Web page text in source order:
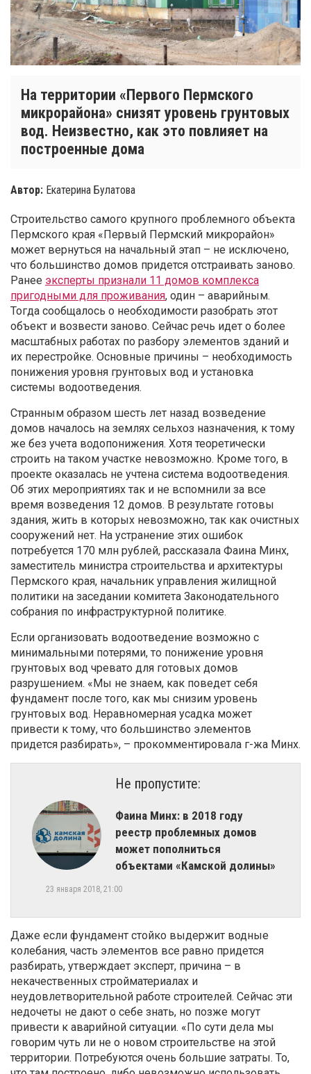
На территории «Первого Пермского
микрорайона» снизят уровень грунтовых
вод. Неизвестно, как это повлияет на
построенные дома
Автор: Екатерина Булатова
Строительство самого крупного проблемного объекта
Пермского края «Первый Пермский микрорайон»
может вернуться на начальный этап – не исключено,
что большинство домов придется отстраивать заново.
Ранее эксперты признали 11 домов комплекса
пригодными для проживания, один – аварийным.
Тогда сообщалось о необходимости разобрать этот
объект и возвести заново. Сейчас речь идет о более
масштабных работах по разбору элементов зданий и
их перестройке. Основные причины – необходимость
понижения уровня грунтовых вод и установка
системы водоотведения.
Странным образом шесть лет назад возведение
домов началось на землях сельхоз назначения, к тому
же без учета водопонижения. Хотя теоретически
строить на таком участке невозможно. Кроме того, в
проекте оказалась не учтена система водоотведения.
Об этих мероприятиях так и не вспомнили за все
время возведения 12 домов. В результате готовы
здания, жить в которых невозможно, так как очистных
сооружений нет. На устранение этих ошибок
потребуется 170 млн рублей, рассказала Фаина Минх,
заместитель министра строительства и архитектуры
Пермского края, начальник управления жилищной
политики на заседании комитета Законодательного
собрания по инфраструктурной политике.
Если организовать водоотведение возможно с
минимальными потерями, то понижение уровня
грунтовых вод чревато для готовых домов
разрушением. «Мы не знаем, как поведет себя
фундамент после того, как мы снизим уровень
грунтовых вод. Неравномерная усадка может
привести к тому, что большинство элементов
придется разбирать», – прокомментировала г-жа Минх.
Не пропустите:
Фаина Минх: в 2018 году
реестр проблемных домов
может пополниться
объектами «Камской долины»
23 января 2018, 21:00
Даже если фундамент стойко выдержит водные
колебания, часть элементов все равно придется
разбирать, утверждает эксперт, причина – в
некачественных стройматериалах и
неудовлетворительной работе строителей. Сейчас эти
недочеты не дают о себе знать, но позже могут
привести к аварийной ситуации. «По сути дела мы
говорим чуть ли не о новом строительстве на этой
территории. Потребуются очень большие затраты. То,